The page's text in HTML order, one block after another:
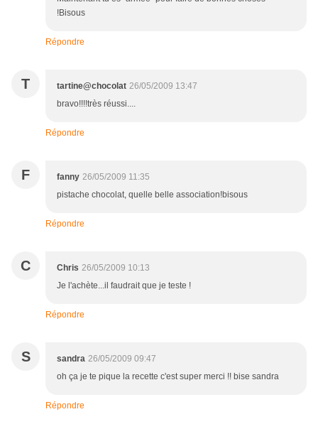
!Bisous
Répondre
T tartine@chocolat 26/05/2009 13:47
bravo!!!!très réussi....
Répondre
F fanny 26/05/2009 11:35
pistache chocolat, quelle belle association!bisous
Répondre
C Chris 26/05/2009 10:13
Je l'achète...il faudrait que je teste !
Répondre
S sandra 26/05/2009 09:47
oh ça je te pique la recette c'est super merci !! bise sandra
Répondre